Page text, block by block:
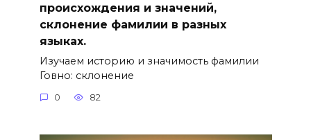
происхождения и значений,
склонение фамилии в разных
языках.
Изучаем историю и значимость фамилии
Говно: склонение
0 82